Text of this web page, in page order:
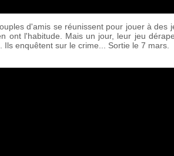
d'amis se réunissent pour jouer à des
ont l'habitude. Mais un jour, leur jeu
Ils enquêtent sur le crime... Sortie le 7 mars.